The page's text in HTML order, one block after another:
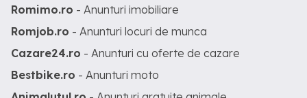
Romimo.ro - Anunturi imobiliare
Romjob.ro - Anunturi locuri de munca
Cazare24.ro - Anunturi cu oferte de cazare
Bestbike.ro - Anunturi moto